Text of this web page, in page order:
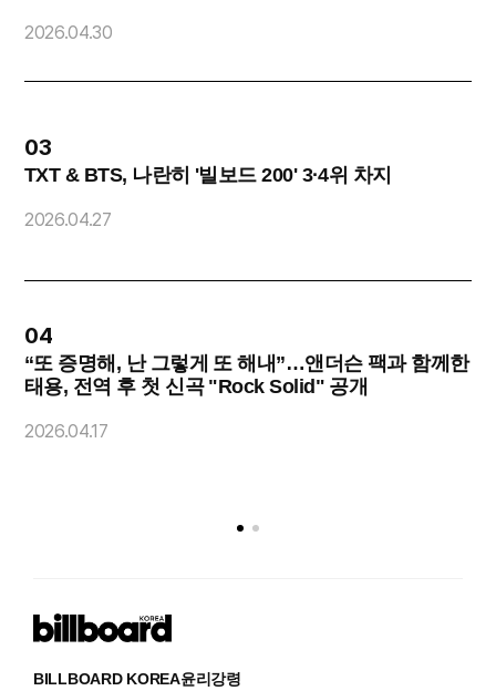
2026.04.30
03
TXT & BTS, 나란히 '빌보드 200' 3·4위 차지
2026.04.27
04
“또 증명해, 난 그렇게 또 해내”…앤더슨 팩과 함께한
태용, 전역 후 첫 신곡 "Rock Solid" 공개
2026.04.17
BILLBOARD KOREA윤리강령